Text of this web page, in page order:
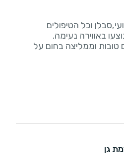
וכל הטיפולים
טובות וממליצה בחום על
גן